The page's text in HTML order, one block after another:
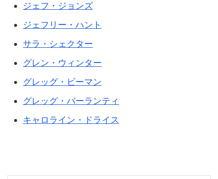
ジェフ・ジョンズ
ジェフリー・ハント
サラ・シェクター
グレン・ウィンター
グレッグ・ビーマン
グレッグ・バーランティ
キャロライン・ドライス